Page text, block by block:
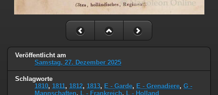
Veröffentlicht am
Samstag, 27. Dezember 2025
Schlagworte
1810, 1811, 1812, 1813, E - Garde, E - Grenadiere, G -
Mannschaften, L - Frankreich, L - Holland